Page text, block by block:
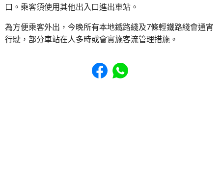
口。乘客須使用其他出入口進出車站。
為方便乘客外出，今晚所有本地鐵路綫及7條輕鐵路綫會通宵
行駛，部分車站在人多時或會實施客流管理措施。
Share to Facebook
Share to WhatsApp